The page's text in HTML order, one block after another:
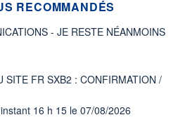
RECOMMANDÉS
- JE RESTE NÉANMOINS
SITE FR SXB2 : CONFIRMATION /
16 h 15 le 07/08/2026